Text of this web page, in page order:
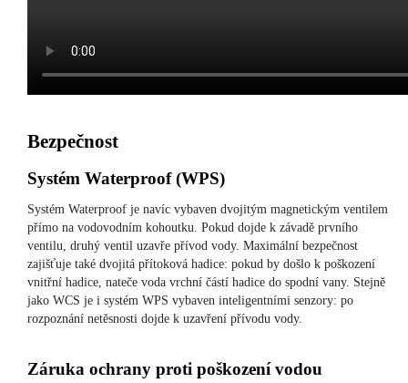
Bezpečnost
Systém Waterproof (WPS)
Systém Waterproof je navíc vybaven dvojitým magnetickým ventilem
přímo na vodovodním kohoutku. Pokud dojde k závadě prvního
ventilu, druhý ventil uzavře přívod vody. Maximální bezpečnost
zajišťuje také dvojitá přítoková hadice: pokud by došlo k poškození
vnitřní hadice, nateče voda vrchní částí hadice do spodní vany. Stejně
jako WCS je i systém WPS vybaven inteligentními senzory: po
rozpoznání netěsnosti dojde k uzavření přívodu vody.
Záruka ochrany proti poškození vodou